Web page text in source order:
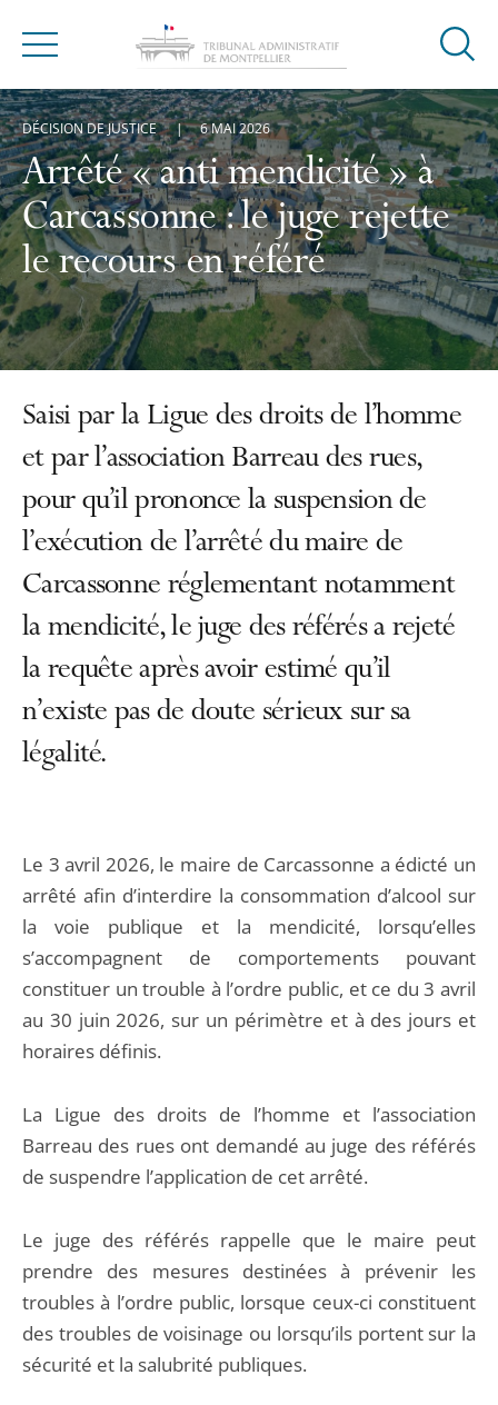
Menu
Ouvrir
de
Arrêté « anti mendicité » à
Carcassonne : le juge rejette
le recours en référé
DÉCISION DE JUSTICE 6 MAI 2026
Saisi par la Ligue des droits de l’homme
et par l’association Barreau des rues,
pour qu’il prononce la suspension de
l’exécution de l’arrêté du maire de
Carcassonne réglementant notamment
la mendicité, le juge des référés a rejeté
la requête après avoir estimé qu’il
n’existe pas de doute sérieux sur sa
légalité.
Le 3 avril 2026, le maire de Carcassonne a édicté un
arrêté afin d’interdire la consommation d’alcool sur
la voie publique et la mendicité, lorsqu’elles
s’accompagnent de comportements pouvant
constituer un trouble à l’ordre public, et ce du 3 avril
au 30 juin 2026, sur un périmètre et à des jours et
horaires définis.
La Ligue des droits de l’homme et l’association
Barreau des rues ont demandé au juge des référés
de suspendre l’application de cet arrêté.
Le juge des référés rappelle que le maire peut
prendre des mesures destinées à prévenir les
troubles à l’ordre public, lorsque ceux-ci constituent
des troubles de voisinage ou lorsqu’ils portent sur la
sécurité et la salubrité publiques.